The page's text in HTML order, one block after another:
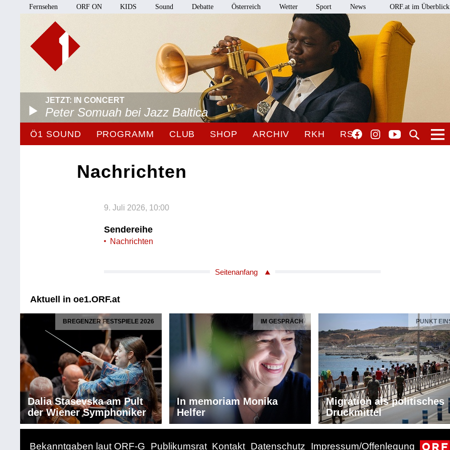
Fernsehen ORF ON KIDS Sound Debatte Österreich Wetter Sport News ORF.at im Überblick
JETZT: IN CONCERT
Peter Somuah bei Jazz Baltica
Ö1 SOUND PROGRAMM CLUB SHOP ARCHIV RKH RSO
Nachrichten
9. Juli 2026, 10:00
Sendereihe
Nachrichten
Seitenanfang
Aktuell in oe1.ORF.at
BREGENZER FESTSPIELE 2026
Dalia Stasevska am Pult
der Wiener Symphoniker
IM GESPRÄCH
In memoriam Monika
Helfer
PUNKT
Migration als politisches
Druckmittel
Bekanntgaben laut ORF-G Publikumsrat Kontakt Datenschutz Impressum/Offenlegung